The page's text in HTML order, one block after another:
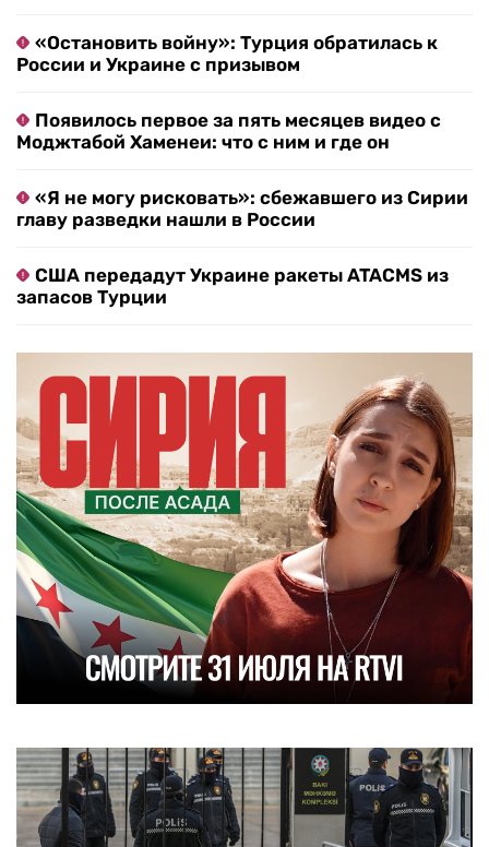
«Остановить войну»: Турция обратилась к
России и Украине с призывом
Появилось первое за пять месяцев видео с
Моджтабой Хаменеи: что с ним и где он
«Я не могу рисковать»: сбежавшего из Сирии
главу разведки нашли в России
США передадут Украине ракеты ATACMS из
запасов Турции